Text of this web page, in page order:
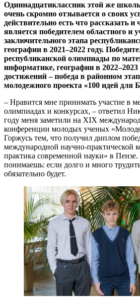
Одиннадцатиклассник этой же
очень скромно отзывается о своих
действительно есть что рассказать
является победителем областного и
заключительного этапа
географии в 2021–2022 году.
республиканской олимпиады по
информатике, географии в 2022–2023
достижений – победа в районном
молодежного проекта «100 идей для
– Нравится мне принимать участие в
олимпиадах и конкурсах, – ответил
году меня заметили на ХIХ
конференции молодых ученых
Горжусь тем, что получил диплом
международной научно-практической
практика современной науки» в
понимаешь: если долго и много
обязательно будет.